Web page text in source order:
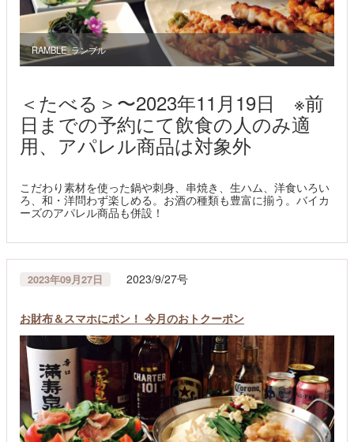
RAMBLE_ランブル
＜たべる＞〜2023年11月19日 ※前
日までの予約にて飲食の人のみ適
用、アパレル商品は対象外
こだわり素材を使った鍋や刺身、串焼き、生ハム、洋食いろい
ろ、和・洋問わず楽しめる。お酒の種類も豊富に揃う。バイカ
ーズのアパレル商品も併設！
2023年09月27日 2023/9/27号
お財布＆スマホにポン！ 今月のおトクーポン